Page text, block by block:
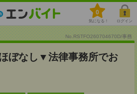
0
気になる！ ログイン
No.RSTFO260704670D/事務
ぼなし▼法律事務所でお